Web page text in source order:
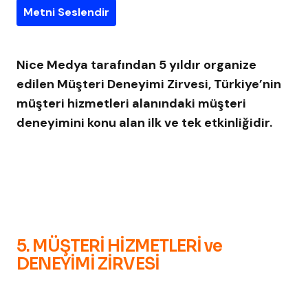
Metni Seslendir
Nice Medya tarafından 5 yıldır organize
edilen Müşteri Deneyimi Zirvesi, Türkiye’nin
müşteri hizmetleri alanındaki müşteri
deneyimini konu alan ilk ve tek etkinliğidir.
5. MÜŞTERİ HİZMETLERİ ve
DENEYİMİ ZİRVESİ